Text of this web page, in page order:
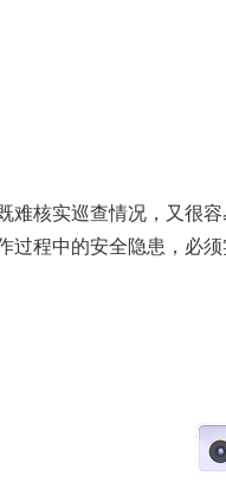
难核实巡查情况，又很
程中的安全隐患，必